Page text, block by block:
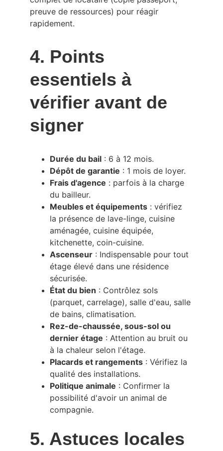
preuve de ressources) pour réagir
rapidement.
4. Points
essentiels à
vérifier avant de
signer
Durée du bail : 6 à 12 mois.
Dépôt de garantie : 1 mois de loyer.
Frais d'agence : parfois à la charge
du bailleur.
Meubles et équipements : vérifiez
la présence de lave-linge, cuisine
aménagée, cuisine équipée,
kitchenette, coin-cuisine.
Ascenseur : Indispensable pour tout
étage élevé dans une résidence
sécurisée.
État du bien : Contrôlez sols
(parquet, carrelage), salle d'eau, salle
de bains, climatisation.
Rez-de-chaussée, sous-sol ou
dernier étage : Attention au bruit ou
à la chaleur selon l'étage.
Placards et rangements : Vérifiez la
qualité des installations.
Politique animale : Confirmer la
possibilité d'avoir un animal de
compagnie.
5. Astuces locales